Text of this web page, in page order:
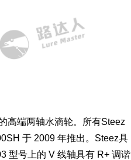
高端两轴水滴轮。所有Steez
于 2009 年推出。Steez具
型号上的 V 线轴具有 R+ 调谐